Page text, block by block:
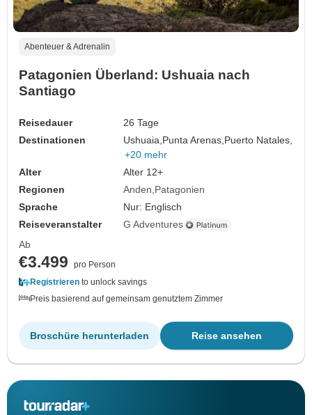
Abenteuer & Adrenalin
Patagonien Überland: Ushuaia nach
Santiago
Reisedauer
26 Tage
Destinationen
Ushuaia, Punta Arenas, Puerto Natales,
+20 mehr
Alter
Alter 12+
Regionen
Anden Patagonien
Sprache
Nur: Englisch
Reiseveranstalter
G Adventures
Ab
€3.499
pro Person
Registrieren to unlock savings
Preis basierend auf gemeinsam genutztem Zimmer
Reise ansehen
Broschüre herunterladen